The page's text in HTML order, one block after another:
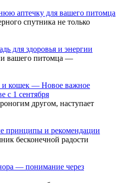
аптечку для вашего питомца
спутника не только
для здоровья и энергии
вашего питомца —
и кошек — Новое важное
с 1 сентября
другом, наступает
принципы и рекомендации
бесконечной радости
— понимание через